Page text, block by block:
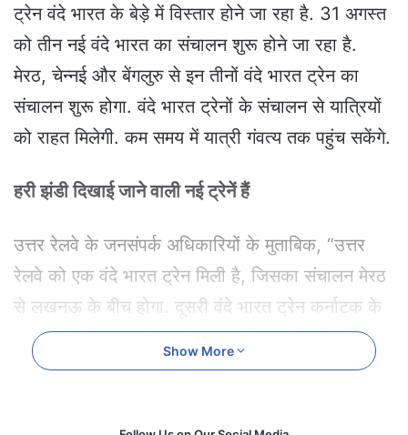
n
e
a
i
ट्रेन वंदे भारत के बेड़े में विस्तार होने जा रहा है. 31 अगस्त
को तीन नई वंदे भारत का संचालन शुरू होने जा रहा है.
मेरठ, चेन्नई और बेंगलुरु से इन तीनों वंदे भारत ट्रेन का
संचालन शुरू होगा. वंदे भारत ट्रेनों के संचालन से यात्रियों
को राहत मिलेगी. कम समय में यात्री गंवत्य तक पहुंच सकेंगे.
हरी झंडी दिखाई जाने वाली नई ट्रेनें हैं
उत्तर रेलवे के जनसंपर्क अधिकारियों के मुताबिक, “उत्तर
रेलवे को एक वंदे भारत ट्रेन मिली है, जिसका संचालन मेरठ
से लखनऊ के बीच होगा. दूसरी वंदे भारत ट्रेन कर्नाटक के
बेंगलुरु से तमिलनाडु के मदुरै तक चलेगी, जबकि तीसरी वंदे
भारत ट्रेन का संचालन तमिलनाडु के चेन्नई से नागरकोइल
संचालन होने जा रहा है.”
Show More